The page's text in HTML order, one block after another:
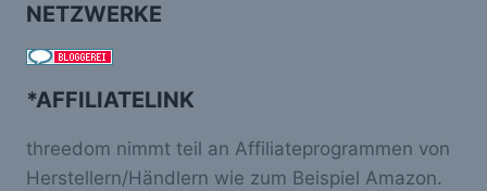
NETZWERKE
*AFFILIATELINK
threedom nimmt teil an Affiliateprogrammen von
Herstellern/Händlern wie zum Beispiel Amazon.